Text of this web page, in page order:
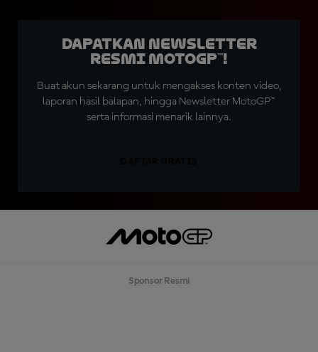
Dapatkan Newsletter
Resmi MotoGP™!
Buat akun sekarang untuk mengakses konten video,
laporan hasil balapan, hingga Newsletter MotoGP™
serta informasi menarik lainnya.
Sponsor Resmi